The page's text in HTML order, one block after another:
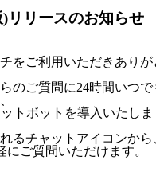
リリースのお知らせ
をご利用いただきありが
のご質問に24時間いつ
トボットを導入いたしま
るチャットアイコンから
ご質問いただけます。